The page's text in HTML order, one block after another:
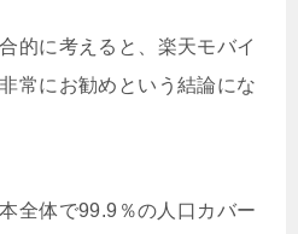
的に考えると、楽天モバイ
常にお勧めという結論にな
全体で99.9％の人口カバー